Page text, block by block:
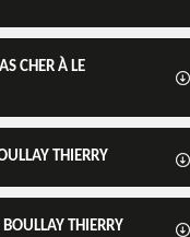
CHER À LE
THIERRY
THIERRY